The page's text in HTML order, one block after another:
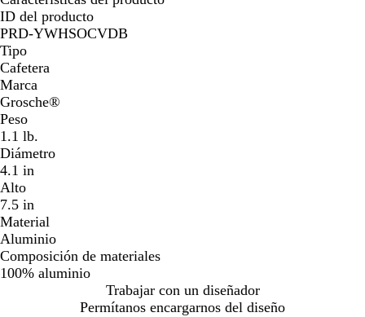
ID del producto
PRD-YWHSOCVDB
Tipo
Cafetera
Marca
Grosche®
Peso
1.1 lb.
Diámetro
4.1 in
Alto
7.5 in
Material
Aluminio
Composición de materiales
100% aluminio
Trabajar con un diseñador
Permítanos encargarnos del diseño